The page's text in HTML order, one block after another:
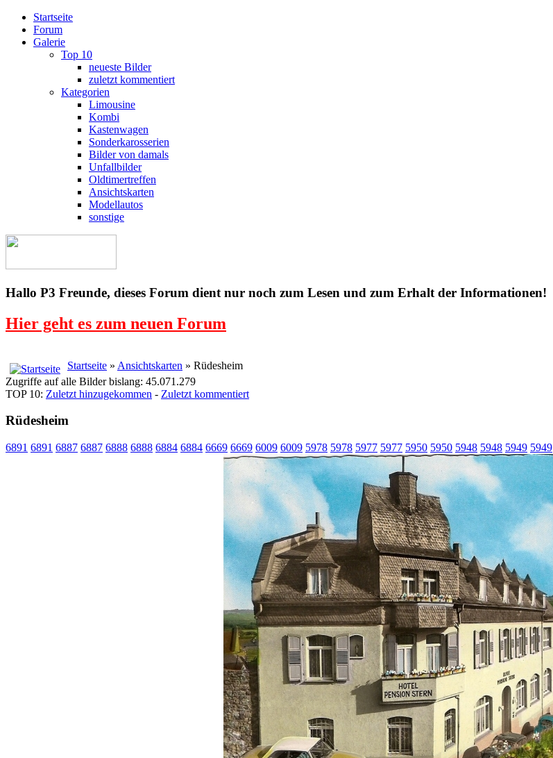
Startseite
Forum
Galerie
Top 10
neueste Bilder
zuletzt kommentiert
Kategorien
Limousine
Kombi
Kastenwagen
Sonderkarosserien
Bilder von damals
Unfallbilder
Oldtimertreffen
Ansichtskarten
Modellautos
sonstige
Hallo P3 Freunde, dieses Forum dient nur noch zum Lesen und zum Erhalt der Informationen!
Hier geht es zum neuen Forum
Startseite » Ansichtskarten » Rüdesheim
Zugriffe auf alle Bilder bislang: 45.071.279
TOP 10: Zuletzt hinzugekommen - Zuletzt kommentiert
Rüdesheim
6891 6891 6887 6887 6888 6888 6884 6884 6669 6669 6009 6009 5978 5978 5977 5977 5950 5950 5948 5948 5949 5949